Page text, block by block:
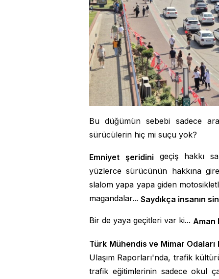
Bu düğümün sebebi sadece
sürücülerin hiç mi suçu yok?
Emniyet şeridini geçiş hakkı
yüzlerce sürücünün hakkına
slalom yapa yapa giden
magandalar... Saydıkça insanın
Bir de yaya geçitleri var ki... Aman
Türk Mühendis ve Mimar
Ulaşım Raporları'nda, trafik
trafik eğitimlerinin sadece okul